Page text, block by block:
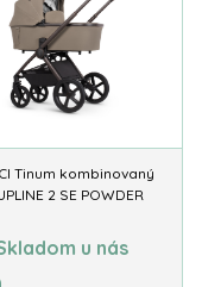
rodiča
ovládanie
balení
farebné
Tinum kombinovaný
2 SE POWDER
u nás